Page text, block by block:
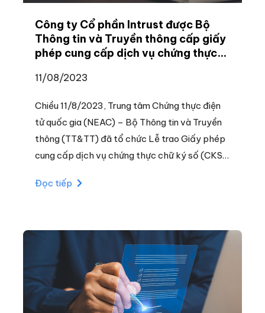
Công ty Cổ phần Intrust được Bộ
Thông tin và Truyền thông cấp giấy
phép cung cấp dịch vụ chứng thực
ký số từ xa
11/08/2023
Chiều 11/8/2023, Trung tâm Chứng thực điện
tử quốc gia (NEAC) – Bộ Thông tin và Truyền
thông (TT&TT) đã tổ chức Lễ trao Giấy phép
cung cấp dịch vụ chứng thực chữ ký số (CKS)
Cổ phần Intrust (INTRUSTCA).
Đọc tiếp